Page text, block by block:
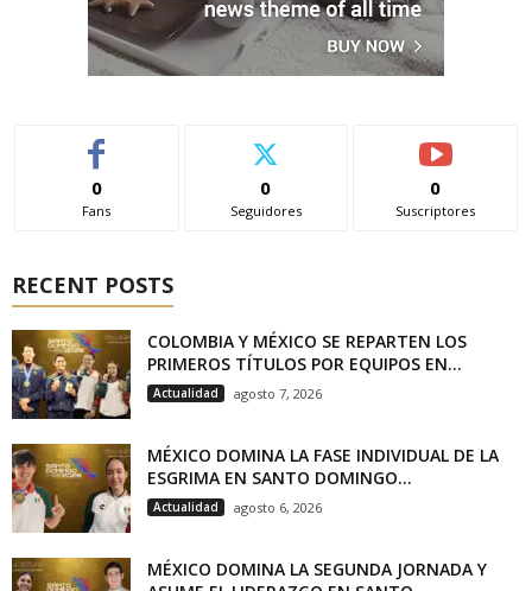
0
Fans
0
Seguidores
0
Suscriptores
RECENT POSTS
COLOMBIA Y MÉXICO SE REPARTEN LOS
PRIMEROS TÍTULOS POR EQUIPOS EN...
Actualidad agosto 7, 2026
MÉXICO DOMINA LA FASE INDIVIDUAL DE LA
ESGRIMA EN SANTO DOMINGO...
Actualidad agosto 6, 2026
MÉXICO DOMINA LA SEGUNDA JORNADA Y